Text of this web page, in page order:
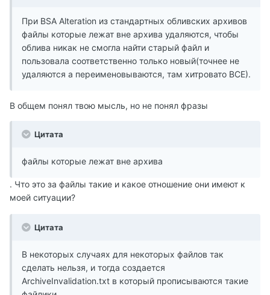
При BSA Alteration из стандартных обливских архивов
файлы которые лежат вне архива удаляются, чтобы
облива никак не смогла найти старый файл и
пользовала соответственно только новый(точнее не
удаляются а переименовываются, там хитровато ВСЕ).
В общем понял твою мысль, но не понял фразы
Цитата
файлы которые лежат вне архива
. Что это за файлы такие и какое отношение они имеют к
моей ситуации?
Цитата
В некоторых случаях для некоторых файлов так
сделать нельзя, и тогда создается
ArchiveInvalidation.txt в который прописываются такие